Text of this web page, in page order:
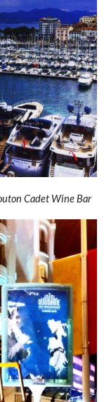
Cadet Wine Bar